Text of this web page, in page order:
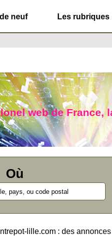
neuf Les rubriques
web de France,
Où
lille.com : des